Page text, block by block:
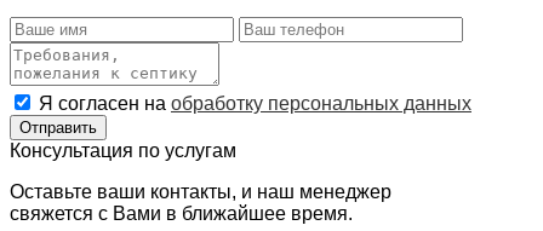
Я согласен на обработку персональных данных
Консультация по услугам
Оставьте ваши контакты, и наш менеджер
свяжется с Вами в ближайшее время.